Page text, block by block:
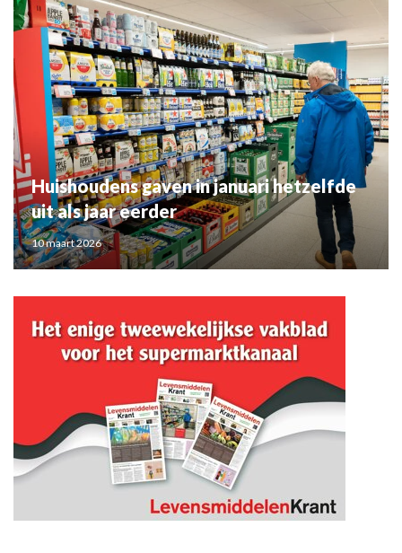
Huishoudens gaven in januari hetzelfde
uit als jaar eerder
10 maart 2026